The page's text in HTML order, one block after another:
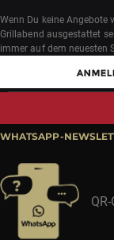
Wenn Du keine Angebote
Grillabend ausgestattet
immer auf dem neuesten
WHATSAPP-